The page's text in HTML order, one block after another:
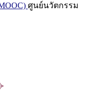
ศูนย์นวัตกรรม